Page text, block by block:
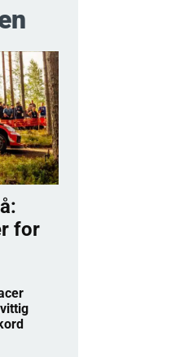
for